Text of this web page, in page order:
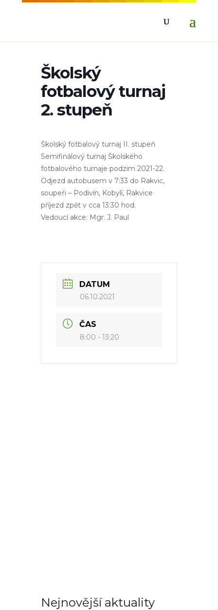
Školský
fotbalový turnaj
2. stupeň
Školský fotbalový turnaj II. stupeň
Semifinálový turnaj Školského
fotbalového turnaje podzim 2021-22.
Odjezd autobusem v 7:33 do Rakvic,
soupeři – Podivín, Kobylí, Rakvice
příjezd zpět v cca 13:30 hod.
Vedoucí akce: Mgr. J. Paul
DATUM
06.10.2021
ČAS
8:00 - 13:20
Nejnovější aktuality